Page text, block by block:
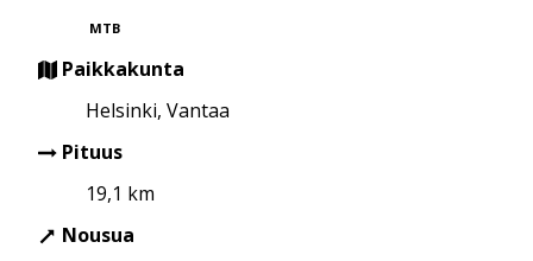
MTB
Paikkakunta
Helsinki, Vantaa
Pituus
19,1 km
Nousua